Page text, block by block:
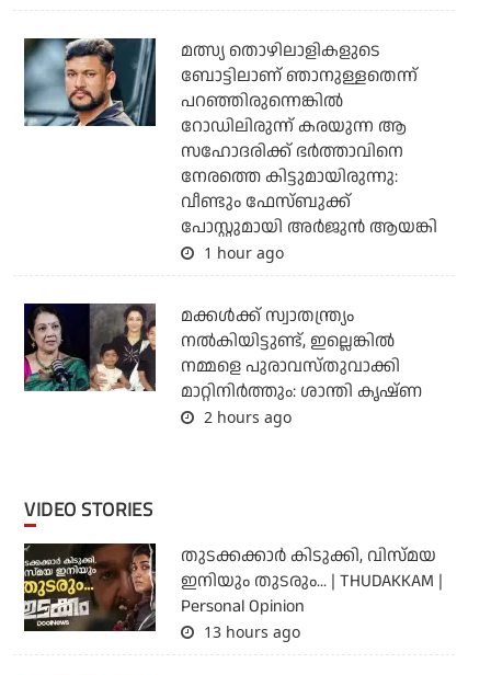
മത്സ്യ തൊഴിലാളികളുടെ
ബോട്ടിലാണ് ഞാനുള്ളതെന്ന്
പറഞ്ഞിരുന്നെങ്കില്‍
റോഡിലിരുന്ന് കരയുന്ന ആ
സഹോദരിക്ക് ഭര്‍ത്താവിനെ
നേരത്തെ കിട്ടുമായിരുന്നു:
വീണ്ടും ഫേസ്ബുക്ക്
പോസ്റ്റുമായി അര്‍ജുന്‍ ആയങ്കി
1 hour ago
മക്കൾക്ക് സ്വാതന്ത്ര്യം
നൽകിയിട്ടുണ്ട്, ഇല്ലെങ്കിൽ
നമ്മളെ പുരാവസ്തുവാക്കി
മാറ്റിനിർത്തും: ശാന്തി കൃഷ്ണ
2 hours ago
VIDEO STORIES
തുടക്കക്കാര്‍ കിടുക്കി, വിസ്മയ
ഇനിയും തുടരും... | THUDAKKAM |
Personal Opinion
13 hours ago